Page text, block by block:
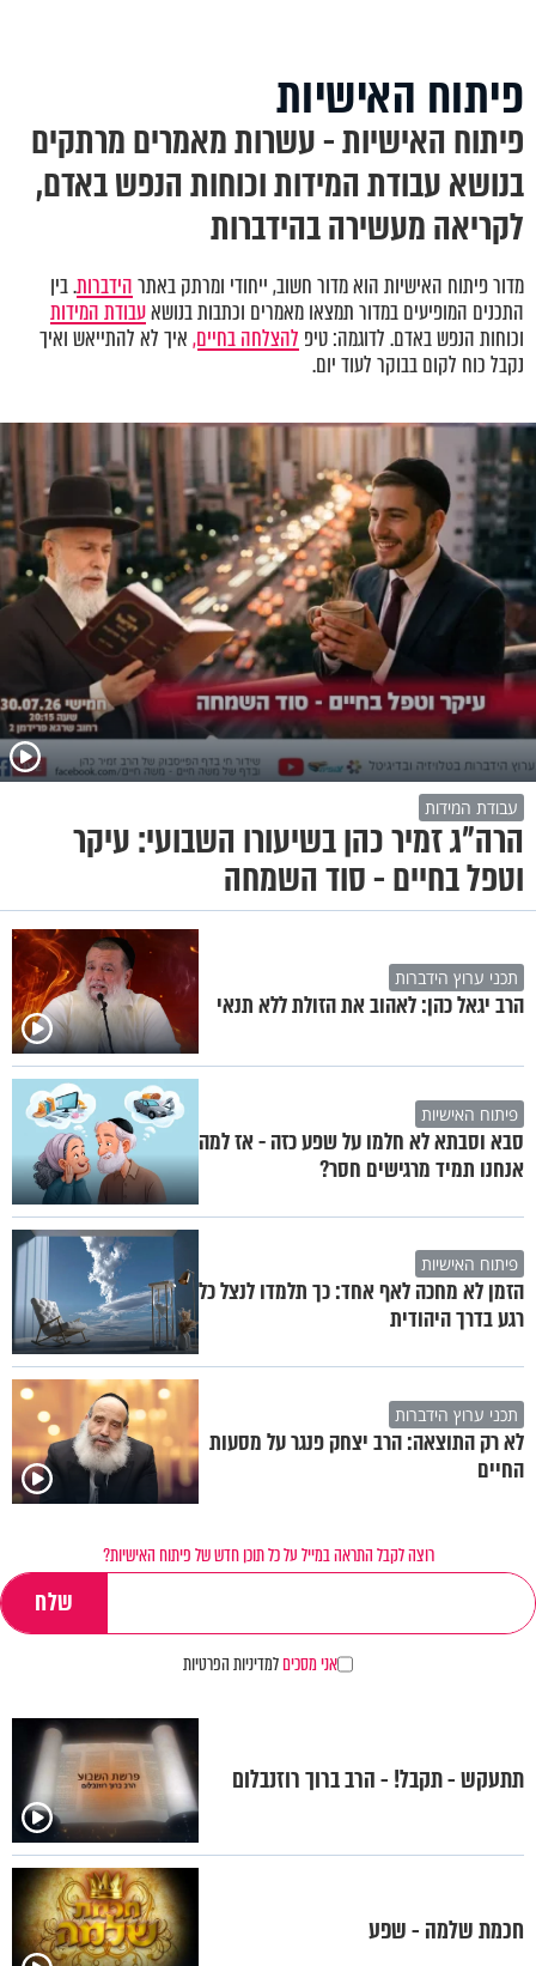
פיתוח האישיות
פיתוח האישיות - עשרות מאמרים מרתקים
בנושא עבודת המידות וכוחות הנפש באדם,
לקריאה מעשירה בהידברות
מדור פיתוח האישיות הוא מדור חשוב, ייחודי ומרתק באתרהידברות. בין
התכנים המופיעים במדור תמצאו מאמרים וכתבות בנושאעבודת המידות
וכוחות הנפש באדם. לדוגמה: טיפ להצלחה בחיים,איך לא להתייאש ואיך
נקבל כוח לקום בבוקר לעוד יום.
עבודת המידות
הרה"ג זמיר כהן בשיעורו השבועי: עיקר
וטפל בחיים - סוד השמחה
תכני ערוץ הידברות
הרב יגאל כהן: לאהוב את הזולת ללא תנאי
פיתוח האישיות
סבא וסבתא לא חלמו על שפע כזה - אז למה
אנחנו תמיד מרגישים חסר?
פיתוח האישיות
הזמן לא מחכה לאף אחד: כך תלמדו לנצל כל
רגע בדרך היהודית
תכני ערוץ הידברות
לא רק התוצאה: הרב יצחק פנגר על מסעות
החיים
רוצה לקבל התראה במייל על כל תוכן חדש של פיתוח האישיות?
אני מסכיםלמדיניות הפרטיות
תתעקש - תקבל! - הרב ברוך רוזנבלום
חכמת שלמה - שפע